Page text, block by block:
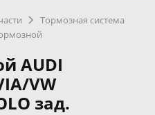
Тормозная система
AUDI
VW
зад.